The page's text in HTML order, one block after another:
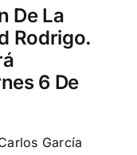
De La
Rodrigo.
6 De
García